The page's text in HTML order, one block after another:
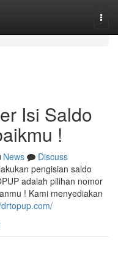
Isi Saldo
!
News
Discuss
pengisian saldo
adalah pilihan nomor
! Kami menyediakan